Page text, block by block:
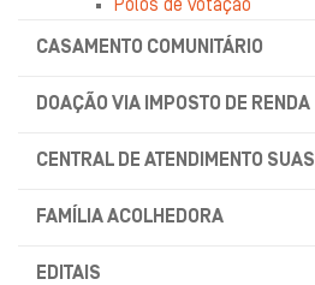
Polos de votação
CASAMENTO COMUNITÁRIO
DOAÇÃO VIA IMPOSTO DE RENDA
CENTRAL DE ATENDIMENTO SUAS
FAMÍLIA ACOLHEDORA
EDITAIS